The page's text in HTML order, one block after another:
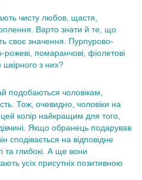
чисту любов, щастя,
Варто знати й те, що
своє значення. Пурпурово-
рожеві, помаранчові, фіолетові
з них?
подобаються чоловікам,
Тож, очевидно, чоловіки на
колір найкращим для того,
Якщо обранець подарував
сподівається на відповідне
та глибокі. А ще вони
усіх присутніх позитивною